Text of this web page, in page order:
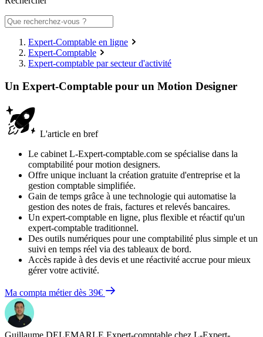
Expert-Comptable en ligne
Expert-Comptable
Expert-comptable par secteur d'activité
Un Expert-Comptable pour un Motion Designer
L'article en bref
Le cabinet L-Expert-comptable.com se spécialise dans la
comptabilité pour motion designers.
Offre unique incluant la création gratuite d'entreprise et la
gestion comptable simplifiée.
Gain de temps grâce à une technologie qui automatise la
gestion des notes de frais, factures et relevés bancaires.
Un expert-comptable en ligne, plus flexible et réactif qu'un
expert-comptable traditionnel.
Des outils numériques pour une comptabilité plus simple et un
suivi en temps réel via des tableaux de bord.
Accès rapide à des devis et une réactivité accrue pour mieux
gérer votre activité.
Ma compta métier dès 39€
Guillaume DELEMARLE Expert-comptable chez L-Expert-